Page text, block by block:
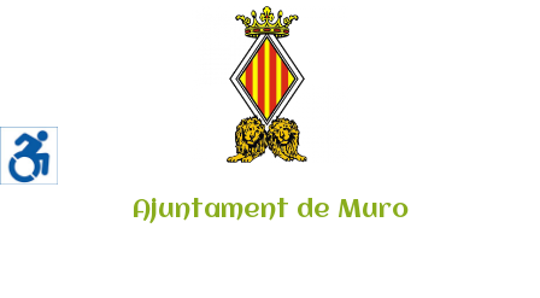
Ajuntament de Muro